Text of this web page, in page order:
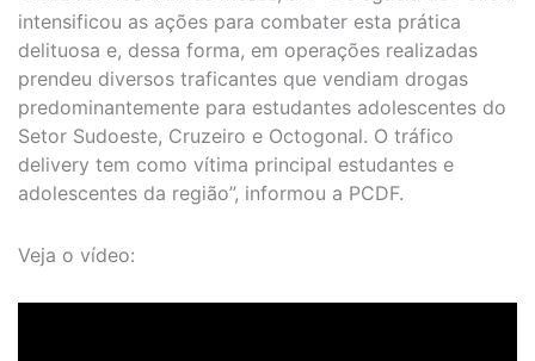
intensificou as ações para combater esta prática
delituosa e, dessa forma, em operações realizadas
prendeu diversos traficantes que vendiam drogas
predominantemente para estudantes adolescentes do
Setor Sudoeste, Cruzeiro e Octogonal. O tráfico
delivery tem como vítima principal estudantes e
adolescentes da região”, informou a PCDF.
Veja o vídeo: